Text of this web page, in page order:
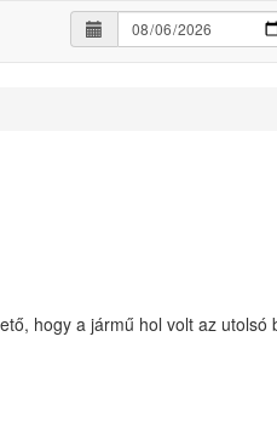
hogy a jármű hol volt az utolsó